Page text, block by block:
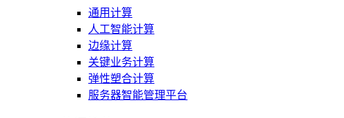
通用计算
人工智能计算
边缘计算
关键业务计算
弹性塑合计算
服务器智能管理平台